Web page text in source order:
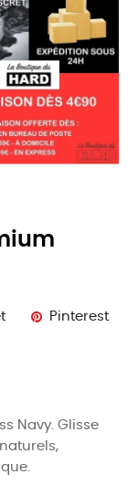
Pinterest
Navy. Glisse